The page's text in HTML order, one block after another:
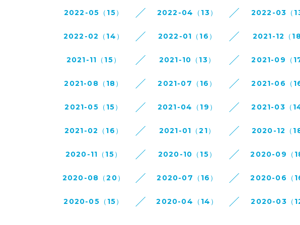
2022-05（15） 2022-04（13） 2022-03（13
2022-02（14） 2022-01（16） 2021-12（18
2021-11（15） 2021-10（13） 2021-09（17
2021-08（18） 2021-07（16） 2021-06（16
2021-05（15） 2021-04（19） 2021-03（14
2021-02（16） 2021-01（21） 2020-12（18
2020-11（15） 2020-10（15） 2020-09（
2020-08（20） 2020-07（16） 2020-06（
2020-05（15） 2020-04（14） 2020-03（12